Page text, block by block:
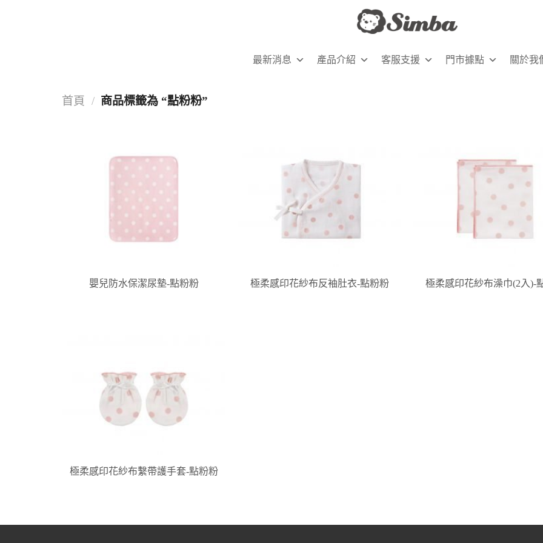
最新消息 產品介紹 客服支援 門市據點 關於我
首頁 / 商品標籤為 “點粉粉”
嬰兒防水保潔尿墊-點粉粉 極柔感印花紗布反袖肚衣-點粉粉 極柔感印花紗布澡巾(2入)-
極柔感印花紗布繫帶護手套-點粉粉